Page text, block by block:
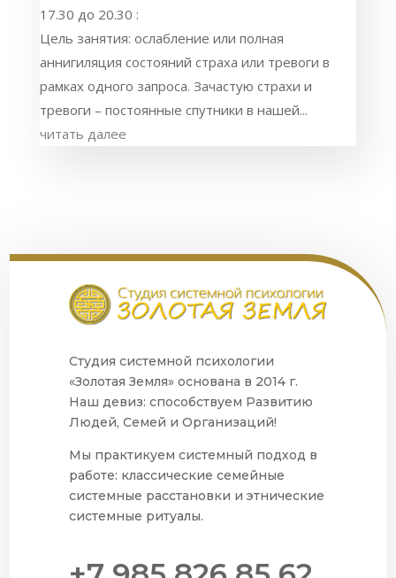
17.30 до 20.30 :
Цель занятия: ослабление или полная
аннигиляция состояний страха или тревоги в
рамках одного запроса. Зачастую страхи и
тревоги – постоянные спутники в нашей...
читать далее
Студия системной психологии
«Золотая Земля» основана в 2014 г.
Наш девиз: способствуем Развитию
Людей, Семей и Организаций!
Мы практикуем системный подход в
работе: классические семейные
системные расстановки и этнические
системные ритуалы.